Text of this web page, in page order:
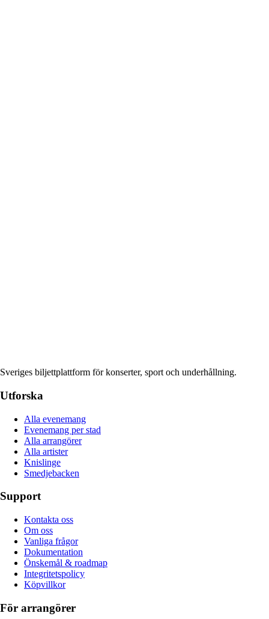
Sveriges biljettplattform för konserter, sport och underhållning.
Utforska
Alla evenemang
Evenemang per stad
Alla arrangörer
Alla artister
Knislinge
Smedjebacken
Support
Kontakta oss
Om oss
Vanliga frågor
Dokumentation
Önskemål & roadmap
Integritetspolicy
Köpvillkor
För arrangörer